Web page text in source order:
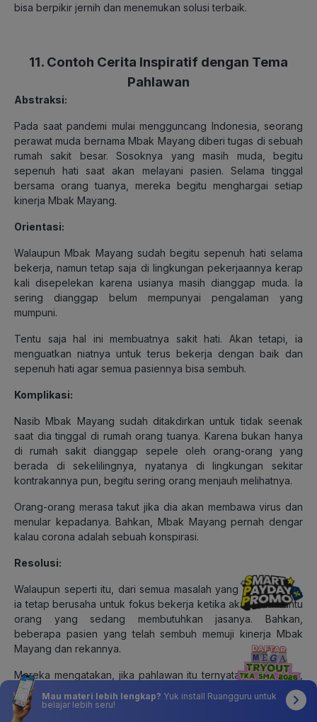
bisa berpikir jernih dan menemukan solusi terbaik.
11. Contoh Cerita Inspiratif dengan Tema
Pahlawan
Abstraksi:
Pada saat pandemi mulai mengguncang Indonesia, seorang
perawat muda bernama Mbak Mayang diberi tugas di sebuah
rumah sakit besar. Sosoknya yang masih muda, begitu
sepenuh hati saat akan melayani pasien. Selama tinggal
bersama orang tuanya, mereka begitu menghargai setiap
kinerja Mbak Mayang.
Orientasi:
Walaupun Mbak Mayang sudah begitu sepenuh hati selama
bekerja, namun tetap saja di lingkungan pekerjaannya kerap
kali disepelekan karena usianya masih dianggap muda. Ia
sering dianggap belum mempunyai pengalaman yang
mumpuni.
Tentu saja hal ini membuatnya sakit hati. Akan tetapi, ia
menguatkan niatnya untuk terus bekerja dengan baik dan
sepenuh hati agar semua pasiennya bisa sembuh.
Komplikasi:
Nasib Mbak Mayang sudah ditakdirkan untuk tidak seenak
saat dia tinggal di rumah orang tuanya. Karena bukan hanya
di rumah sakit dianggap sepele oleh orang-orang yang
berada di sekelilingnya, nyatanya di lingkungan sekitar
kontrakannya pun, begitu sering orang menjauh melihatnya.
Orang-orang merasa takut jika dia akan membawa virus dan
menular kepadanya. Bahkan, Mbak Mayang pernah dengar
kalau corona adalah sebuah konspirasi.
Resolusi:
Walaupun seperti itu, dari semua masalah yang dihadapinya,
ia tetap berusaha untuk fokus bekerja ketika akan membantu
orang yang sedang membutuhkan jasanya. Bahkan,
beberapa pasien yang telah sembuh memuji kinerja Mbak
Mayang dan rekannya.
Mereka mengatakan, jika pahlawan itu ternyata para dokter,
perawat, serta tenaga medis yang merawat mereka. Orang-
orang telah melayani para pasien dengan baik dan totalitas.
Mbak Mayang berharap, semoga dunia segera kembali
Mau materi lebih lengkap? Yuk install Ruangguru untuk
belajar lebih seru!